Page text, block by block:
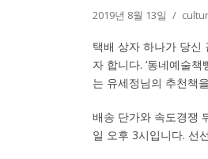
2019년 8월 13일
택배 상자 하나가 당신
자 합니다. ‘동네예술
는 유세정님의 추천책
배송 단가와 속도경쟁
일 오후 3시입니다. 선